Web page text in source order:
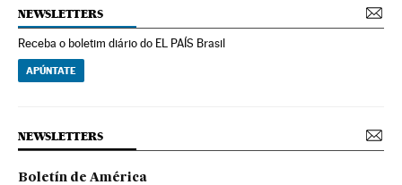
NEWSLETTERS
Receba o boletim diário do EL PAÍS Brasil
APÚNTATE
NEWSLETTERS
Boletín de América